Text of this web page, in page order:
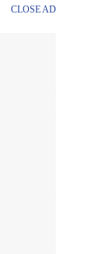
CLOSE AD